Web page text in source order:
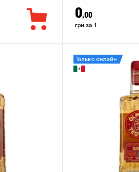
0,00
грн за 1
Только онлайн